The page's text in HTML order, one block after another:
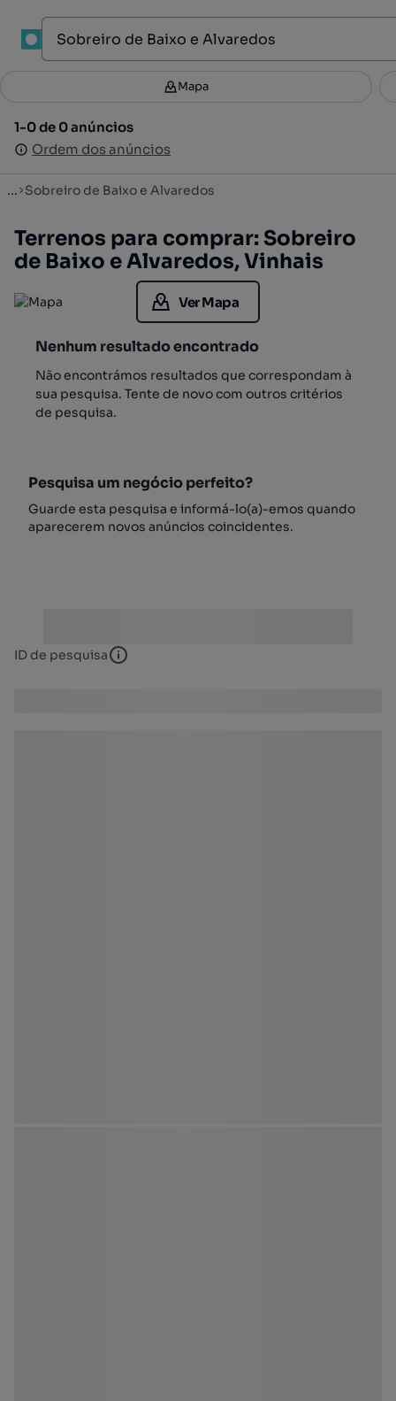
Filtros 2
1-0 de 0 anúncios
Ordem dos anúncios
Mapa
1-0 de 0 anúncios
Ordem dos anúncios
... Sobreiro de Baixo e Alvaredos
Terrenos para comprar: Sobreiro
de Baixo e Alvaredos, Vinhais
Ver Mapa
Nenhum resultado encontrado
Não encontrámos resultados que correspondam à
sua pesquisa. Tente de novo com outros critérios
de pesquisa.
Pesquisa um negócio perfeito?
Guarde esta pesquisa e informá-lo(a)-emos quando
aparecerem novos anúncios coincidentes.
ID de pesquisa ID de pesquisa